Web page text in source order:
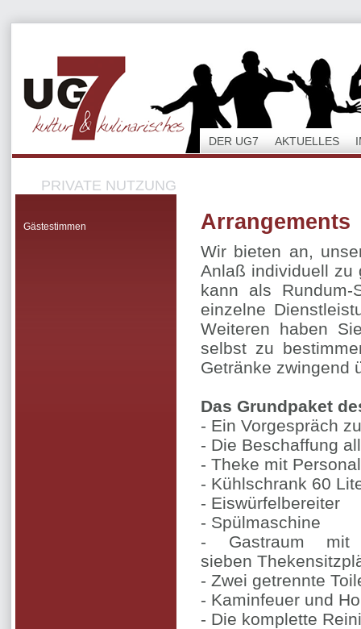
DER UG7 AKTUELLES
PRIVATE NUTZUNG
Gästestimmen Arrangements
Wir bieten an,
Anlaß individuell zu
kann als
einzelne
Weiteren haben
selbst zu
Getränke zwingend
Das Grundpaket
- Ein Vorgespräch
- Die Beschaffung
- Theke mit
- Kühlschrank 60
- Eiswürfelbereiter
- Spülmaschine
- Gastraum mit
sieben
- Zwei getrennte
- Kaminfeuer und
- Die komplette